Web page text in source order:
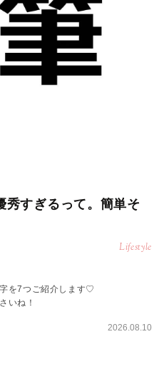
秀すぎるって。簡単そ
Lifestyle
を7つご紹介します♡
いね！
2026.08.10